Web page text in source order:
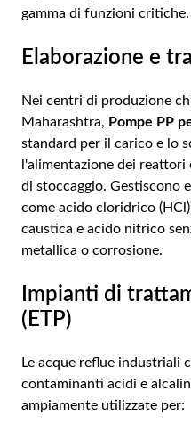
gamma di funzioni critiche.
Elaborazione e
Nei centri di produzione
Maharashtra, Pompe PP
standard per il carico e lo
l'alimentazione dei
di stoccaggio. Gestiscono
come acido cloridrico
caustica e acido nitrico
metallica o corrosione.
Impianti di
(ETP)
Le acque reflue industriali
contaminanti acidi e
ampiamente utilizzate per: